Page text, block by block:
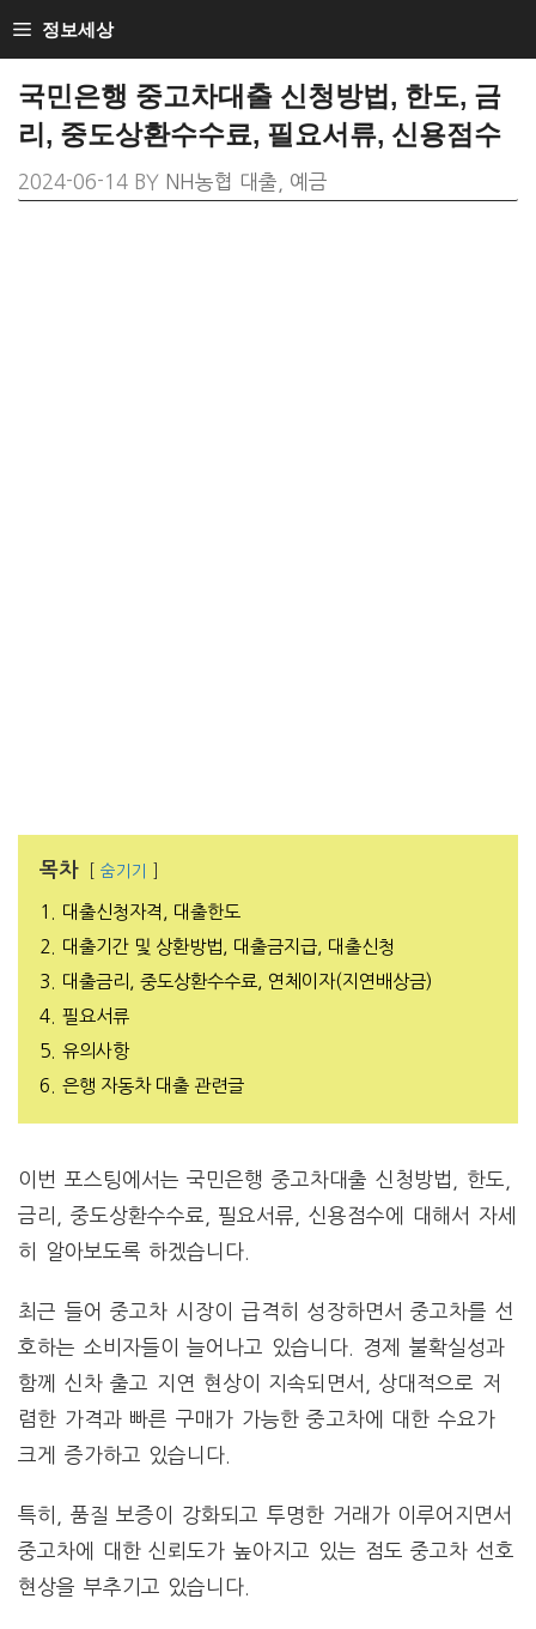
CONTENT
정보세상
국민은행 중고차대출 신청방법, 한도, 금
리, 중도상환수수료, 필요서류, 신용점수
2024-06-14 BY NH농협 대출, 예금
목차 숨기기
1.
대출신청자격, 대출한도
2.
대출기간 및 상환방법, 대출금지급, 대출신청
3.
대출금리, 중도상환수수료, 연체이자(지연배상금)
4.
필요서류
5.
유의사항
6.
은행 자동차 대출 관련글
이번 포스팅에서는 국민은행 중고차대출 신청방법, 한도,
금리, 중도상환수수료, 필요서류, 신용점수에 대해서 자세
히 알아보도록 하겠습니다.
최근 들어 중고차 시장이 급격히 성장하면서 중고차를 선
호하는 소비자들이 늘어나고 있습니다. 경제 불확실성과
함께 신차 출고 지연 현상이 지속되면서, 상대적으로 저
렴한 가격과 빠른 구매가 가능한 중고차에 대한 수요가
크게 증가하고 있습니다.
특히, 품질 보증이 강화되고 투명한 거래가 이루어지면서
중고차에 대한 신뢰도가 높아지고 있는 점도 중고차 선호
현상을 부추기고 있습니다.